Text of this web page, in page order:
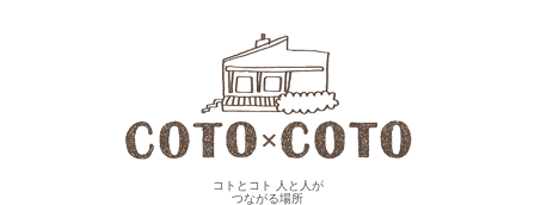
コトとコト 人と人が
つながる場所